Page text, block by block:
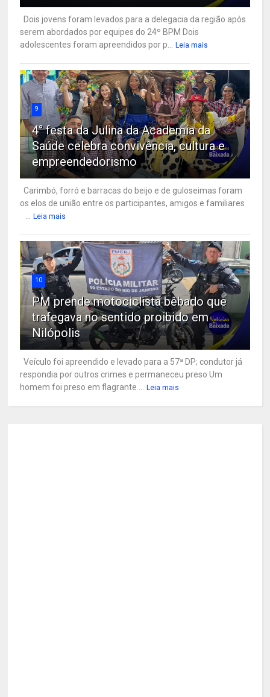
Dois jovens foram levados para a delegacia da região após
serem abordados por equipes do 24º BPM Dois
adolescentes foram apreendidos por p... Leia mais
9
4° festa da Julina da Academia da
Saúde celebra convivência, cultura e
empreendedorismo
Carimbó, forró e barracas do beijo e de guloseimas foram
os elos de união entre os participantes, amigos e familiares
... Leia mais
10
PM prende motociclista bêbado que
trafegava no sentido proibido em
Nilópolis
Veículo foi apreendido e levado para a 57ª DP; condutor já
respondia por outros crimes e permaneceu preso Um
homem foi preso em flagrante ... Leia mais